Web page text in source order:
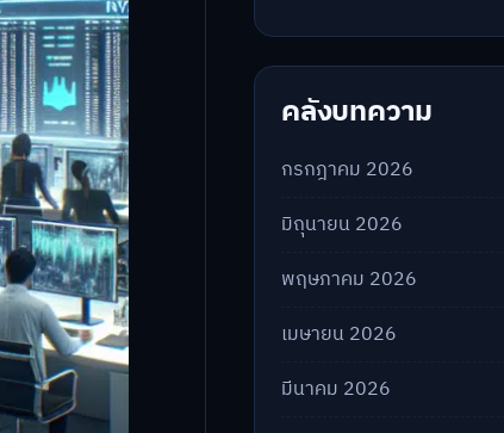
คลังบทความ
กรกฎาคม 2026
มิถุนายน 2026
พฤษภาคม 2026
เมษายน 2026
มีนาคม 2026